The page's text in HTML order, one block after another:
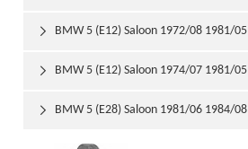
BMW 5 (E12) Saloon 1972/08 1981/05

BMW 5 (E12) Saloon 1974/07 1981/05

BMW 5 (E28) Saloon 1981/06 1984/08
